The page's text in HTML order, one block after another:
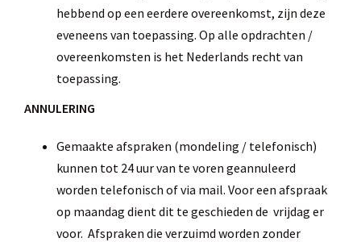
hebbend op een eerdere overeenkomst, zijn deze
eveneens van toepassing. Op alle opdrachten /
overeenkomsten is het Nederlands recht van
toepassing.
ANNULERING
Gemaakte afspraken (mondeling / telefonisch)
kunnen tot 24 uur van te voren geannuleerd
worden telefonisch of via mail. Voor een afspraak
op maandag dient dit te geschieden de vrijdag er
voor. Afspraken die verzuimd worden zonder